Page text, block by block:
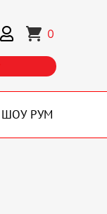
0
ШОУ РУМ